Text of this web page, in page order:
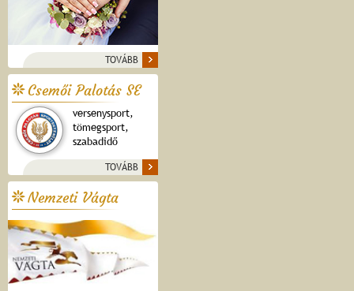
TOVÁBB
Csemői Palotás SE
versenysport,
tömegsport,
szabadidő
TOVÁBB
Nemzeti Vágta